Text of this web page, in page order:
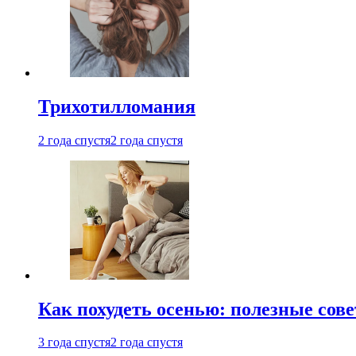
Трихотилломания
2 года спустя2 года спустя
Как похудеть осенью: полезные
3 года спустя2 года спустя